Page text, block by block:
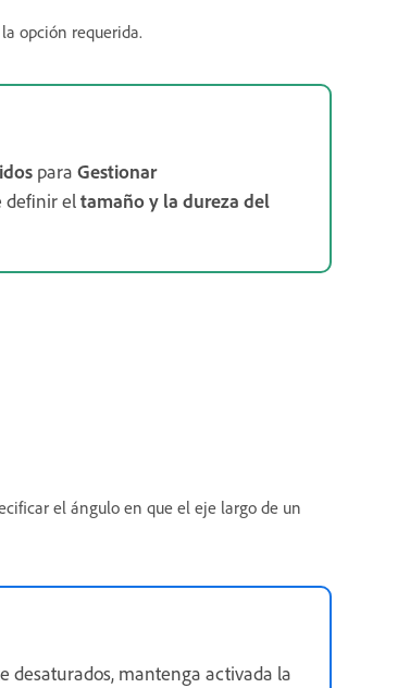
opción requerida.
para Gestionar
definir eltamaño y la dureza del
el ángulo en que el eje largo de un
desaturados, mantenga activada la